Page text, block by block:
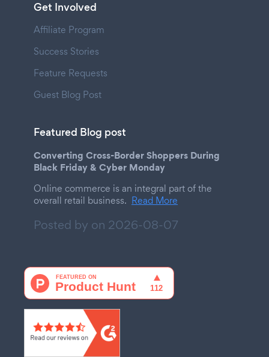
Get Involved
Affiliate Program
Success Stories
Feature Requests
Guest Blog Post
Featured Blog post
Converting Cross-Border Shoppers During
Black Friday & Cyber Monday
Online commerce is an integral part of the
overall retail business. Read More
Posted by on 2026-08-07